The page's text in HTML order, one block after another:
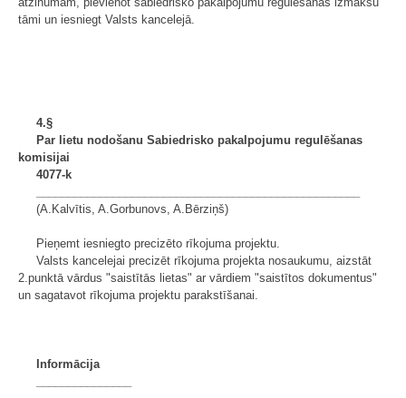
tāmi un iesniegt Valsts kancelejā.
4.§
Par lietu nodošanu Sabiedrisko pakalpojumu regulēšanas
komisijai
4077-k
(A.Kalvītis, A.Gorbunovs, A.Bērziņš)
Pieņemt iesniegto precizēto rīkojuma projektu.
Valsts kancelejai precizēt rīkojuma projekta nosaukumu, aizstāt
2.punktā vārdus "saistītās lietas" ar vārdiem "saistītos dokumentus"
un sagatavot rīkojuma projektu parakstīšanai.
Informācija